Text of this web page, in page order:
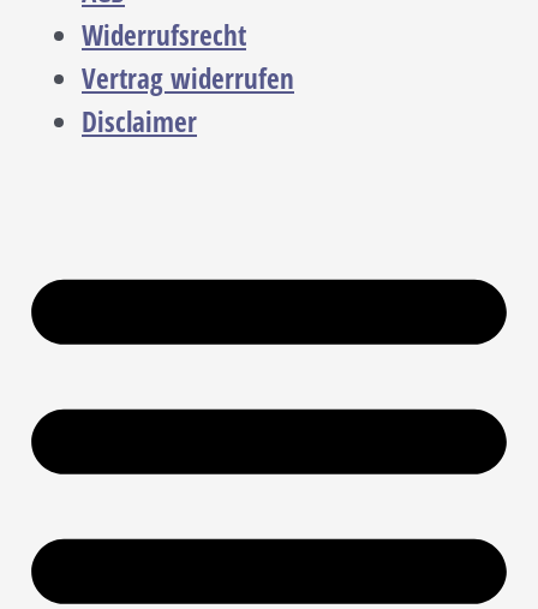
Widerrufsrecht
Vertrag widerrufen
Disclaimer